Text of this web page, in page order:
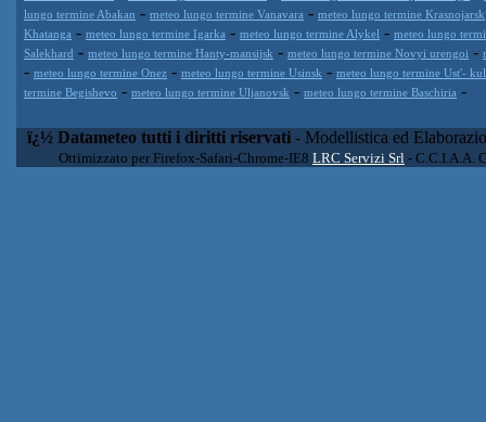
lungo termine Abakan - meteo lungo termine Vanavara - meteo lungo termine Krasnojarsk
Khatanga - meteo lungo termine Igarka - meteo lungo termine Alykel - meteo lungo
Salekhard - meteo lungo termine Hanty-mansijsk - meteo lungo termine Novyi urengoi -
- meteo lungo termine Onez - meteo lungo termine Usinsk - meteo lungo termine Ust'-
termine Begishevo - meteo lungo termine Uljanovsk - meteo lungo termine Baschiria -
ï¿½ Datameteo tutti i diritti riservati - Modellistica ed
Ottimizzato per Firefox-Safari-Chrome-IE8 LRC Servizi Srl - C.C.I.A.A.